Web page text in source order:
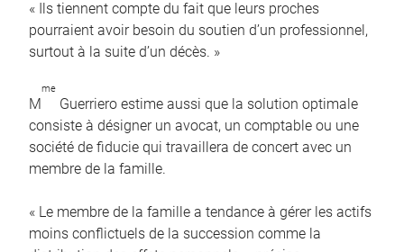
« Ils tiennent compte du fait que leurs proches
pourraient avoir besoin du soutien d’un professionnel,
surtout à la suite d’un décès. »
M
me
Guerriero estime aussi que la solution optimale
consiste à désigner un avocat, un comptable ou une
société de fiducie qui travaillera de concert avec un
membre de la famille.
« Le membre de la famille a tendance à gérer les actifs
moins conflictuels de la succession comme la